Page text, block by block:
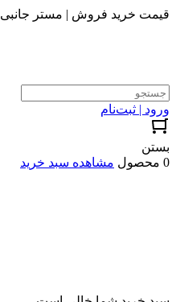
قیمت خرید فروش | مستر جانبی
ورود | ثبت‌نام
بستن
0 محصول
مشاهده سبد خرید